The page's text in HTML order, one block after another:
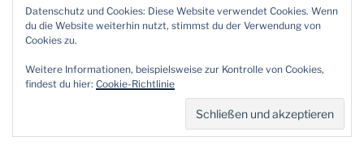
Datenschutz und Cookies: Diese Website verwendet Cookies. Wenn
du die Website weiterhin nutzt, stimmst du der Verwendung von
Cookies zu.
Weitere Informationen, beispielsweise zur Kontrolle von Cookies,
findest du hier: Cookie-Richtlinie